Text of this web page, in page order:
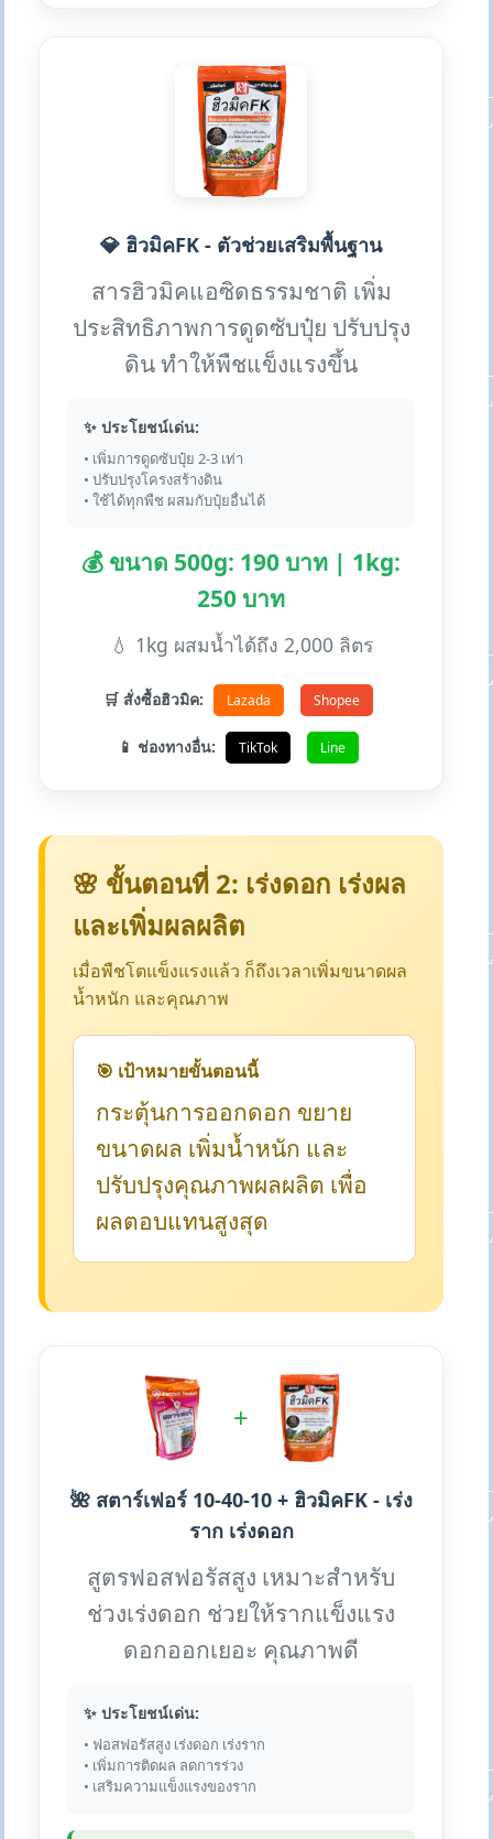
💎 ฮิวมิคFK - ตัวช่วยเสริมพื้นฐาน
สารฮิวมิคแอซิดธรรมชาติ เพิ่ม
ประสิทธิภาพการดูดซับปุ๋ย ปรับปรุง
ดิน ทำให้พืชแข็งแรงขึ้น
✨ ประโยชน์เด่น:
• เพิ่มการดูดซับปุ๋ย 2-3 เท่า
• ปรับปรุงโครงสร้างดิน
• ใช้ได้ทุกพืช ผสมกับปุ๋ยอื่นได้
💰 ขนาด 500g: 190 บาท | 1kg:
250 บาท
💧 1kg ผสมน้ำได้ถึง 2,000 ลิตร
🛒 สั่งซื้อฮิวมิค: Lazada Shopee
📱 ช่องทางอื่น: TikTok Line
🌸 ขั้นตอนที่ 2: เร่งดอก เร่งผล
และเพิ่มผลผลิต
เมื่อพืชโตแข็งแรงแล้ว ก็ถึงเวลาเพิ่มขนาดผล
น้ำหนัก และคุณภาพ
🎯 เป้าหมายขั้นตอนนี้
กระตุ้นการออกดอก ขยาย
ขนาดผล เพิ่มน้ำหนัก และ
ปรับปรุงคุณภาพผลผลิต เพื่อ
ผลตอบแทนสูงสุด
+
🌺 สตาร์เฟอร์ 10-40-10 + ฮิวมิคFK - เร่ง
ราก เร่งดอก
สูตรฟอสฟอรัสสูง เหมาะสำหรับ
ช่วงเร่งดอก ช่วยให้รากแข็งแรง
ดอกออกเยอะ คุณภาพดี
✨ ประโยชน์เด่น:
• ฟอสฟอรัสสูง เร่งดอก เร่งราก
• เพิ่มการติดผล ลดการร่วง
• เสริมความแข็งแรงของราก